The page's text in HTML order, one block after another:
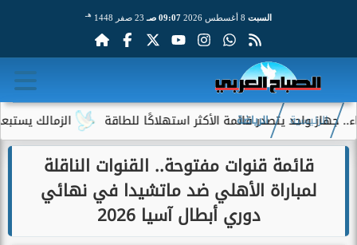
السبت 09:07 صـ 23 صفر 1448 هـ
الزمالك يستبعد 4 لاعبين شباب من حساباته في الموسم الجديد يتصدر قائمة الأكثر استهلاكًا للطاقة
الرئيسية الرياضة
قائمة قنوات مفتوحة.. القنوات الناقلة
لمباراة الأهلي ضد ماتشيدا في نهائي
دوري أبطال آسيا 2026